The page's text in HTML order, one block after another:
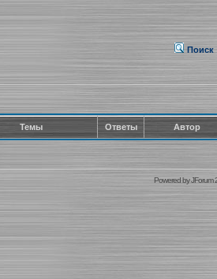
Поиск
Темы Ответы Автор
Powered byJForum